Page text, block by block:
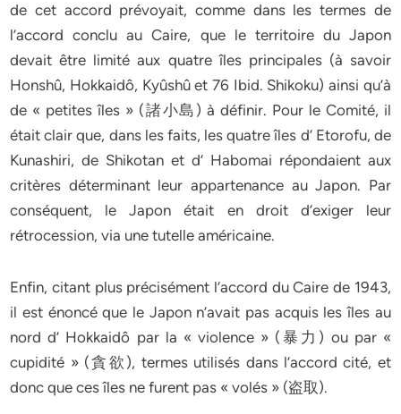
de cet accord prévoyait, comme dans les termes de
l’accord conclu au Caire, que le territoire du Japon
devait être limité aux quatre îles principales (à savoir
Honshû, Hokkaidô, Kyûshû et 76 Ibid. Shikoku) ainsi qu’à
de « petites îles » (諸小島) à définir. Pour le Comité, il
était clair que, dans les faits, les quatre îles d’ Etorofu, de
Kunashiri, de Shikotan et d’ Habomai répondaient aux
critères déterminant leur appartenance au Japon. Par
conséquent, le Japon était en droit d’exiger leur
rétrocession, via une tutelle américaine.
Enfin, citant plus précisément l’accord du Caire de 1943,
il est énoncé que le Japon n’avait pas acquis les îles au
nord d’ Hokkaidô par la « violence » (暴力) ou par «
cupidité » (貪欲), termes utilisés dans l’accord cité, et
donc que ces îles ne furent pas « volés » (盗取).